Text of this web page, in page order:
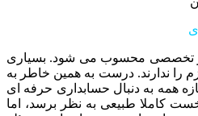
تخصصی محسوب می شود. بسیاری
را ندارند. درست به همین خاطر به
همه به دنبال حسابداری حرفه ای
کاملا طبیعی به نظر برسد، اما